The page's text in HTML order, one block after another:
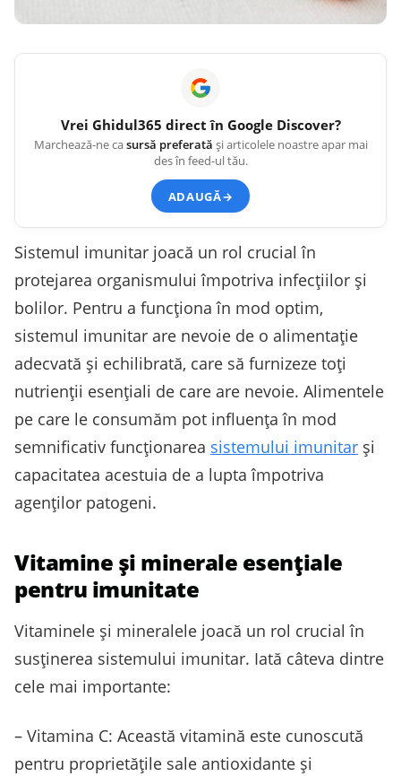
Vrei Ghidul365 direct în Google Discover?
Marchează-ne casursă preferată și articolele noastre apar mai
des în feed-ul tău.
ADAUGĂ→
Sistemul imunitar joacă un rol crucial în
protejarea organismului împotriva infecțiilor și
bolilor. Pentru a funcționa în mod optim,
sistemul imunitar are nevoie de o alimentație
adecvată și echilibrată, care să furnizeze toți
nutrienții esențiali de care are nevoie. Alimentele
pe care le consumăm pot influența în mod
semnificativ funcționarea sistemului imunitar și
capacitatea acestuia de a lupta împotriva
agenților patogeni.
Vitamine și minerale esențiale
pentru imunitate
Vitaminele și mineralele joacă un rol crucial în
susținerea sistemului imunitar. Iată câteva dintre
cele mai importante:
– Vitamina C: Această vitamină este cunoscută
pentru proprietățile sale antioxidante și